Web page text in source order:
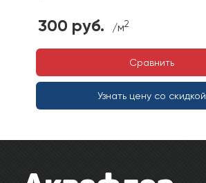
300 руб. /м2
Сравнить
Узнать цену со скидкой